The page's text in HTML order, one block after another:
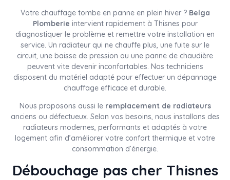
Votre chauffage tombe en panne en plein hiver ? Belga
Plomberie intervient rapidement à Thisnes pour
diagnostiquer le problème et remettre votre installation en
service. Un radiateur qui ne chauffe plus, une fuite sur le
circuit, une baisse de pression ou une panne de chaudière
peuvent vite devenir inconfortables. Nos techniciens
disposent du matériel adapté pour effectuer un dépannage
chauffage efficace et durable.
Nous proposons aussi le remplacement de radiateurs
anciens ou défectueux. Selon vos besoins, nous installons des
radiateurs modernes, performants et adaptés à votre
logement afin d’améliorer votre confort thermique et votre
consommation d’énergie.
Débouchage pas cher Thisnes